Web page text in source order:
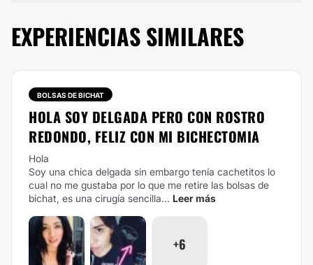
EXPERIENCIAS SIMILARES
BOLSAS DE BICHAT
HOLA SOY DELGADA PERO CON ROSTRO
REDONDO, FELIZ CON MI BICHECTOMIA
Hola
Soy una chica delgada sin embargo tenía cachetitos lo
cual no me gustaba por lo que me retire las bolsas de
bichat, es una cirugía sencilla... Leer más
+6